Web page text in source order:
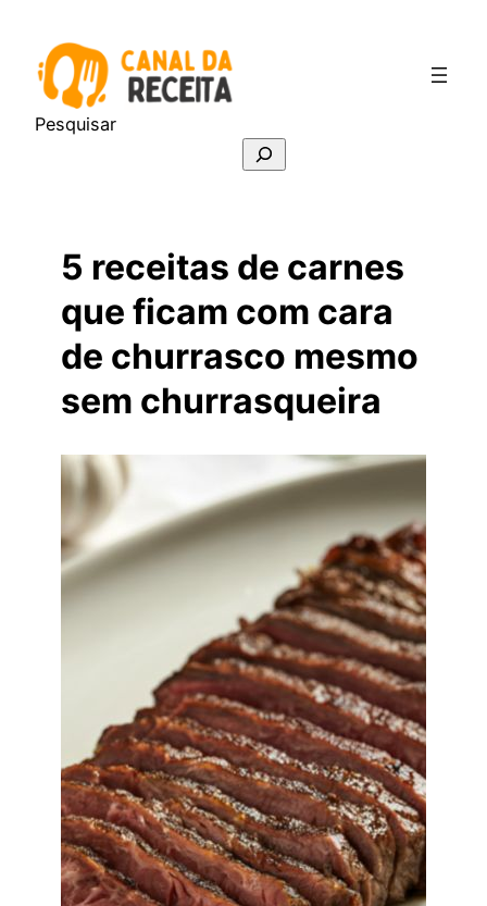
conteúdo
Pesquisar
5 receitas de carnes
que ficam com cara
de churrasco mesmo
sem churrasqueira